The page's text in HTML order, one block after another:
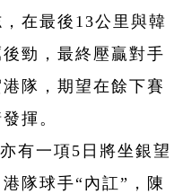
在最後13公里與韓
勁，最終壓贏對手
隊，期望在餘下賽
揮。
有一項5日將坐銀望
隊球手“內訌”，陳